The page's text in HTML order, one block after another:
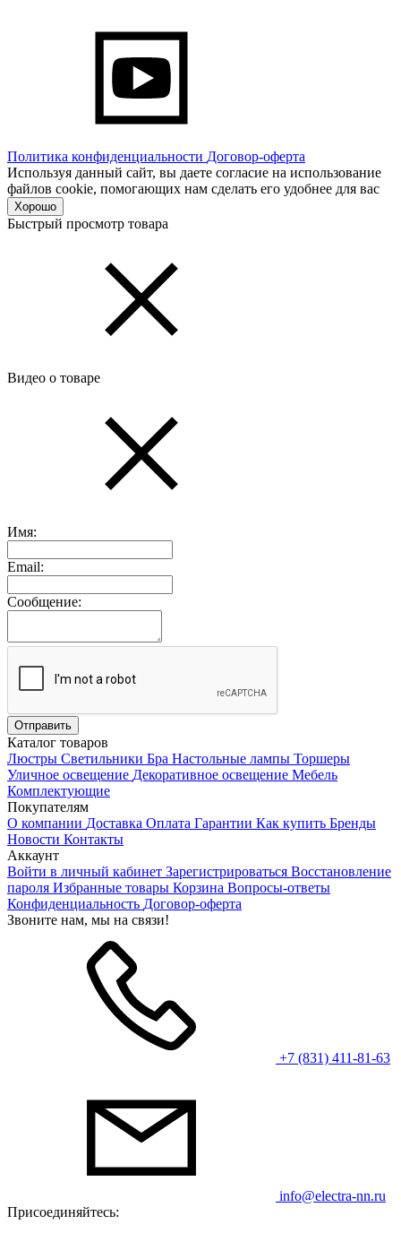
Политика конфиденциальности Договор-оферта
Используя данный сайт, вы даете согласие на использование
файлов cookie, помогающих нам сделать его удобнее для вас
Хорошо
Быстрый просмотр товара
Видео о товаре
Имя:
Email:
Сообщение:
Каталог товаров
Люстры Светильники Бра Настольные лампы Торшеры
Уличное освещение Декоративное освещение Мебель
Комплектующие
Покупателям
О компании Доставка Оплата Гарантии Как купить Бренды
Новости Контакты
Аккаунт
Войти в личный кабинет Зарегистрироваться Восстановление
пароля Избранные товары Корзина Вопросы-ответы
Конфиденциальность Договор-оферта
Звоните нам, мы на связи!
+7 (831) 411-81-63
info@electra-nn.ru
Присоединяйтесь: